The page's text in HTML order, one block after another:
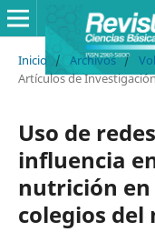
Inicio / Archivos /
Artículos de
Uso de
influencia
nutrición en
colegios del